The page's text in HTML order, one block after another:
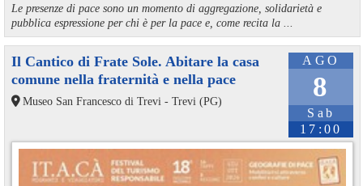
Le presenze di pace sono un momento di aggregazione, solidarietà e
pubblica espressione per chi è per la pace e, come recita la ...
AGO
8
Sab
17:00
Il Cantico di Frate Sole. Abitare la casa
comune nella fraternità e nella pace
Museo San Francesco di Trevi - Trevi (PG)